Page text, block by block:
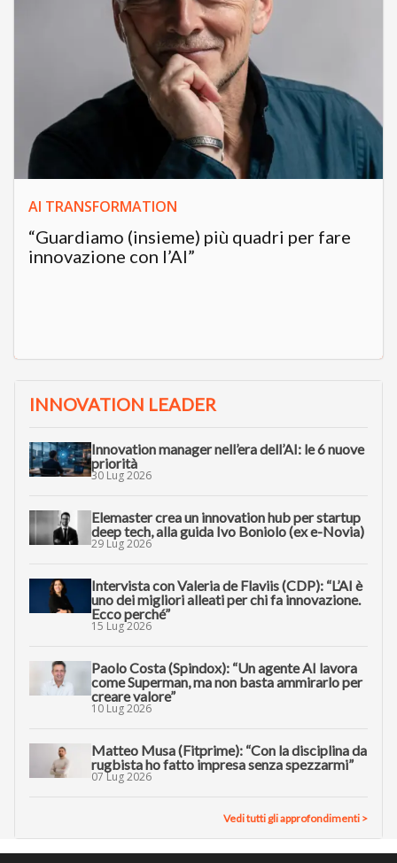
AI TRANSFORMATION
“Guardiamo (insieme) più quadri per fare
innovazione con l’AI”
INNOVATION LEADER
Innovation manager nell’era dell’AI: le 6 nuove
priorità
30 Lug 2026
Elemaster crea un innovation hub per startup
deep tech, alla guida Ivo Boniolo (ex e-Novia)
29 Lug 2026
Intervista con Valeria de Flaviis (CDP): “L’AI è
uno dei migliori alleati per chi fa innovazione.
Ecco perché”
15 Lug 2026
Paolo Costa (Spindox): “Un agente AI lavora
come Superman, ma non basta ammirarlo per
creare valore”
10 Lug 2026
Matteo Musa (Fitprime): “Con la disciplina da
rugbista ho fatto impresa senza spezzarmi”
07 Lug 2026
Vedi tutti gli approfondimenti >